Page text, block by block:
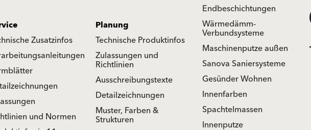
Endbeschichtungen
Wärmedämm-
Verbundsysteme
Maschinenputze außen
Sanova Saniersysteme
Gesünder Wohnen
Innenfarben
Spachtelmassen
Innenputze
Zusatzinfos
und Normen
Planung
Technische Produktinfos
Zulassungen und
Richtlinien
Ausschreibungstexte
Detailzeichnungen
Muster, Farben &
Strukturen